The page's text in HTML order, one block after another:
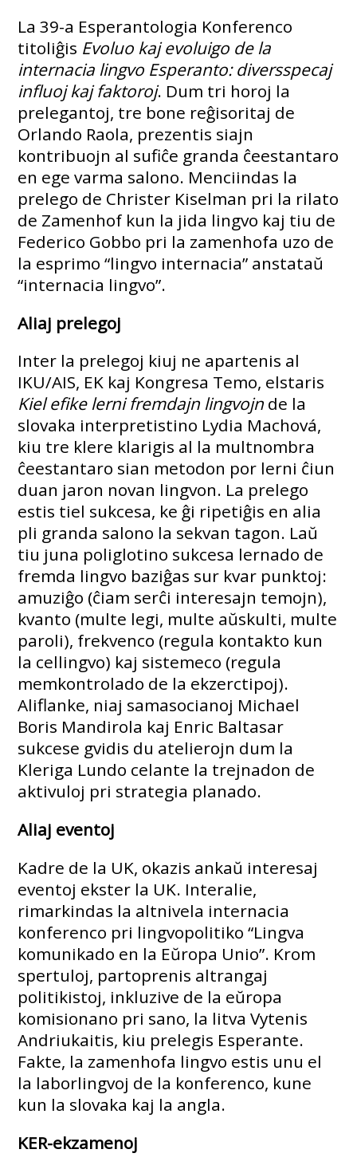
La 39-a Esperantologia Konferenco
titoliĝis Evoluo kaj evoluigo de la
internacia lingvo Esperanto: diversspecaj
influoj kaj faktoroj. Dum tri horoj la
prelegantoj, tre bone reĝisoritaj de
Orlando Raola, prezentis siajn
kontribuojn al sufiĉe granda ĉeestantaro
en ege varma salono. Menciindas la
prelego de Christer Kiselman pri la rilato
de Zamenhof kun la jida lingvo kaj tiu de
Federico Gobbo pri la zamenhofa uzo de
la esprimo “lingvo internacia” anstataŭ
“internacia lingvo”.
Aliaj prelegoj
Inter la prelegoj kiuj ne apartenis al
IKU/AIS, EK kaj Kongresa Temo, elstaris
Kiel efike lerni fremdajn lingvojn de la
slovaka interpretistino Lydia Machová,
kiu tre klere klarigis al la multnombra
ĉeestantaro sian metodon por lerni ĉiun
duan jaron novan lingvon. La prelego
estis tiel sukcesa, ke ĝi ripetiĝis en alia
pli granda salono la sekvan tagon. Laŭ
tiu juna poliglotino sukcesa lernado de
fremda lingvo baziĝas sur kvar punktoj:
amuziĝo (ĉiam serĉi interesajn temojn),
kvanto (multe legi, multe aŭskulti, multe
paroli), frekvenco (regula kontakto kun
la cellingvo) kaj sistemeco (regula
memkontrolado de la ekzerctipoj).
Aliflanke, niaj samasocianoj Michael
Boris Mandirola kaj Enric Baltasar
sukcese gvidis du atelierojn dum la
Kleriga Lundo celante la trejnadon de
aktivuloj pri strategia planado.
Aliaj eventoj
Kadre de la UK, okazis ankaŭ interesaj
eventoj ekster la UK. Interalie,
rimarkindas la altnivela internacia
konferenco pri lingvopolitiko “Lingva
komunikado en la Eŭropa Unio”. Krom
spertuloj, partoprenis altrangaj
politikistoj, inkluzive de la eŭropa
komisionano pri sano, la litva Vytenis
Andriukaitis, kiu prelegis Esperante.
Fakte, la zamenhofa lingvo estis unu el
la laborlingvoj de la konferenco, kune
kun la slovaka kaj la angla.
KER-ekzamenoj